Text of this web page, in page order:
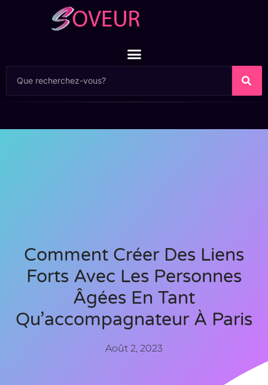
Comment Créer Des Liens
Forts Avec Les Personnes
Âgées En Tant
Qu’accompagnateur À Paris
Août 2, 2023